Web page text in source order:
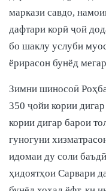
маркази савдо,
дафтари корӣ ҷой
бо шаклу услуби
ёрирасон бунёд
Зимни шиносоӣ
350 ҷойи кории
кории дигар барои
гуногуни
идомаи ду соли
ҳидоятҳои Сарвари